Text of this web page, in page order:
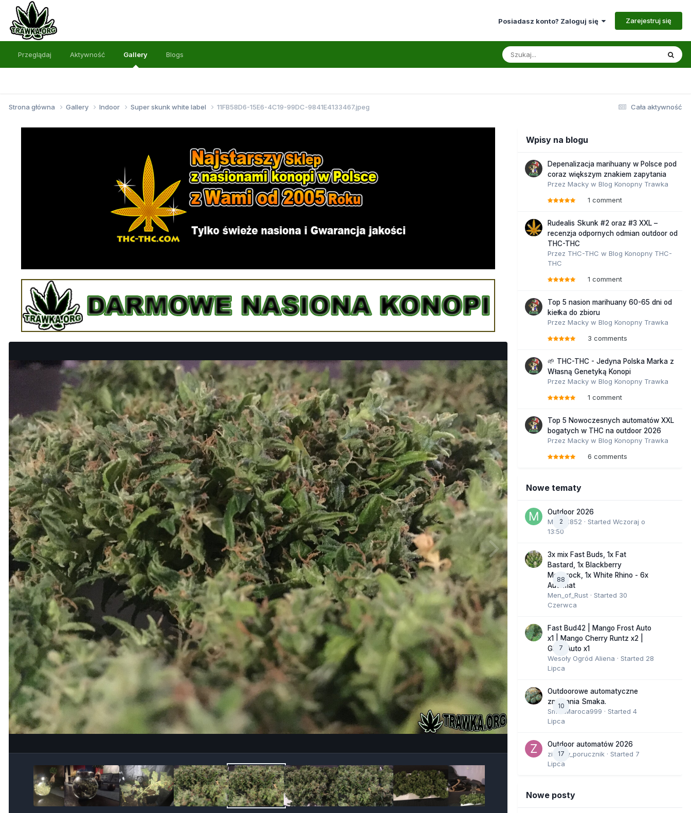
Posiadasz konto? Zaloguj się Zarejestruj się
Przeglądaj Aktywność Gallery Blogs
Cała aktywność
Strona główna Gallery Indoor Super skunk white label 11FB58D6-15E6-4C19-99DC-9841E4133467.jpeg
Image Tools
Wpisy na blogu
Depenalizacja marihuany w Polsce pod
coraz większym znakiem zapytania
Przez Macky w Blog Konopny Trawka
1 comment
Rudealis Skunk #2 oraz #3 XXL –
recenzja odpornych odmian outdoor od
THC-THC
Przez THC-THC w Blog Konopny THC-
THC
1 comment
Top 5 nasion marihuany 60-65 dni od
kiełka do zbioru
Przez Macky w Blog Konopny Trawka
3 comments
🌱 THC-THC - Jedyna Polska Marka z
Własną Genetyką Konopi
Przez Macky w Blog Konopny Trawka
1 comment
Top 5 Nowoczesnych automatów XXL
bogatych w THC na outdoor 2026
Przez Macky w Blog Konopny Trawka
6 comments
Nowe tematy
2
Outdoor 2026
Marcel852 · Started Wczoraj o
13:50
88
3x mix Fast Buds, 1x Fat
Bastard, 1x Blackberry
Moonrock, 1x White Rhino - 6x
Automat
Men_of_Rust · Started 30
Czerwca
7
Fast Bud42 | Mango Frost Auto
x1 | Mango Cherry Runtz x2 |
GMO Auto x1
Wesoły Ogród Aliena · Started 28
Lipca
10
Outdoorowe automatyczne
zmagania Smaka.
SmakMaroca999 · Started 4
Lipca
17
Outdoor automatów 2026
zielony_porucznik · Started 7
Lipca
Nowe posty